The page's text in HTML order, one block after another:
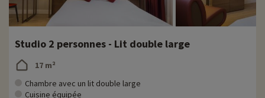
Studio 2 personnes - Lit double large
17 m²
Chambre avec un lit double large
Cuisine équipée